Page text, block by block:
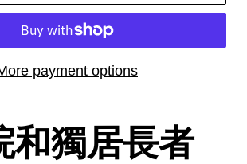
payment options
和獨居長者